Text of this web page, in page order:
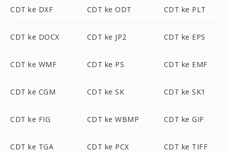
CDT ke DXF CDT ke ODT CDT ke PLT
CDT ke DOCX CDT ke JP2 CDT ke EPS
CDT ke WMF CDT ke PS CDT ke EMF
CDT ke CGM CDT ke SK CDT ke SK1
CDT ke FIG CDT ke WBMP CDT ke GIF
CDT ke TGA CDT ke PCX CDT ke TIFF